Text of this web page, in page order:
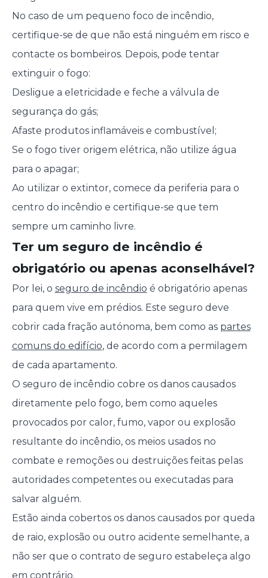
No caso de um pequeno foco de incêndio,
certifique-se de que não está ninguém em risco e
contacte os bombeiros. Depois, pode tentar
extinguir o fogo:
Desligue a eletricidade e feche a válvula de
segurança do gás;
Afaste produtos inflamáveis e combustível;
Se o fogo tiver origem elétrica, não utilize água
para o apagar;
Ao utilizar o extintor, comece da periferia para o
centro do incêndio e certifique-se que tem
sempre um caminho livre.
Ter um seguro de incêndio é
obrigatório ou apenas aconselhável?
Por lei, o seguro de incêndio é obrigatório apenas
para quem vive em prédios. Este seguro deve
cobrir cada fração autónoma, bem como as partes
comuns do edifício, de acordo com a permilagem
de cada apartamento.
O seguro de incêndio cobre os danos causados
diretamente pelo fogo, bem como aqueles
provocados por calor, fumo, vapor ou explosão
resultante do incêndio, os meios usados no
combate e remoções ou destruições feitas pelas
autoridades competentes ou executadas para
salvar alguém.
Estão ainda cobertos os danos causados por queda
de raio, explosão ou outro acidente semelhante, a
não ser que o contrato de seguro estabeleça algo
em contrário.